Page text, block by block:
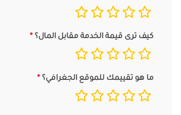
كيف ترى قيمة الخدمة مقابل المال؟
ما هو تقييمك للموقع الجغرافي؟